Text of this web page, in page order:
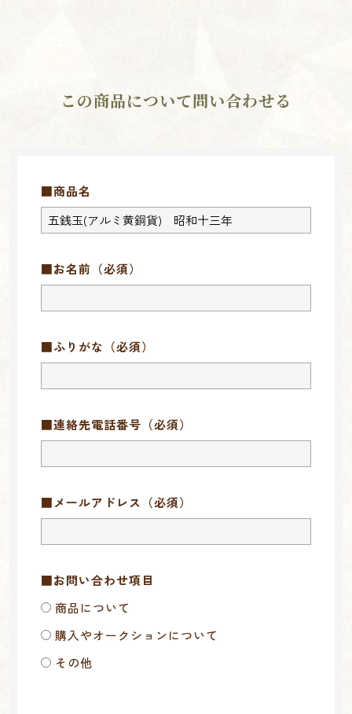
この商品について問い合わせる
■商品名
■お名前 （必須）
■ふりがな （必須）
■連絡先電話番号 （必須）
■メールアドレス （必須）
■お問い合わせ項目
商品について
購入やオークションについて
その他